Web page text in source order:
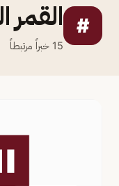
# القمر
15 خبراً مرتبطاً